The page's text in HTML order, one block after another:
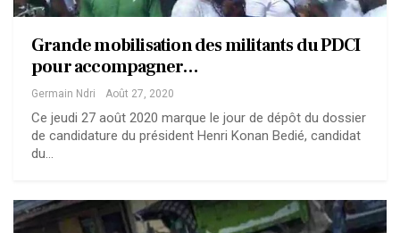
Grande mobilisation des militants du PDCI
pour accompagner…
Germain Ndri Août 27, 2020
Ce jeudi 27 août 2020 marque le jour de dépôt du dossier
de candidature du président Henri Konan Bedié, candidat
du…